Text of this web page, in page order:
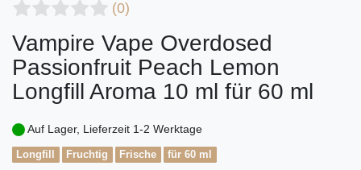
(0)
Vampire Vape Overdosed
Passionfruit Peach Lemon
Longfill Aroma 10 ml für 60 ml
Auf Lager, Lieferzeit 1-2 Werktage
Longfill Fruchtig Frische für 60 ml